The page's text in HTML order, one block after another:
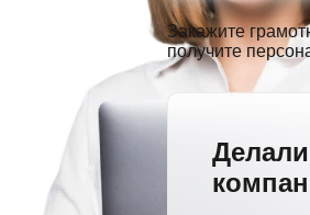
Закажите
получите